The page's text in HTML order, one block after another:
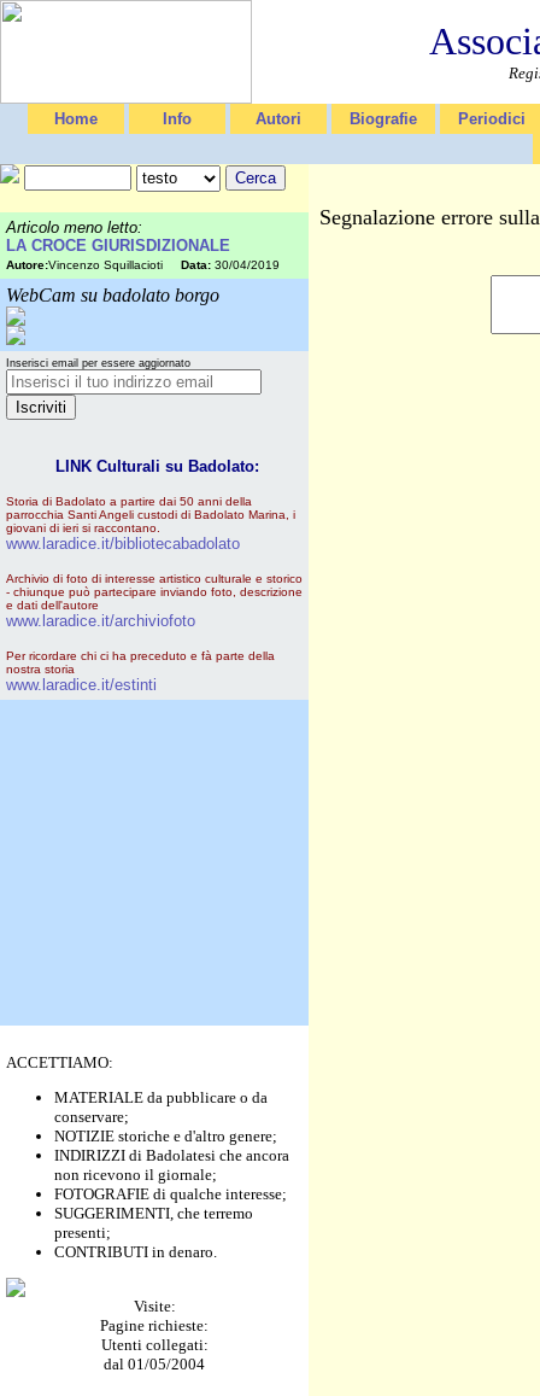
Home Info Autori Biografie Periodici
Articolo meno letto:
LA CROCE GIURISDIZIONALE
Autore:Vincenzo Squillacioti Data: 30/04/2019
WebCam su badolato borgo
Inserisci email per essere aggiornato
LINK Culturali su Badolato:
Storia di Badolato a partire dai 50 anni della
parrocchia Santi Angeli custodi di Badolato Marina, i
giovani di ieri si raccontano.
www.laradice.it/bibliotecabadolato
Archivio di foto di interesse artistico culturale e storico
- chiunque può partecipare inviando foto, descrizione
e dati dell'autore
www.laradice.it/archiviofoto
Per ricordare chi ci ha preceduto e fà parte della
nostra storia
www.laradice.it/estinti
ACCETTIAMO:
MATERIALE da pubblicare o da
conservare;
NOTIZIE storiche e d'altro genere;
INDIRIZZI di Badolatesi che ancora
non ricevono il giornale;
FOTOGRAFIE di qualche interesse;
SUGGERIMENTI, che terremo
presenti;
CONTRIBUTI in denaro.
Visite:
Pagine richieste:
Utenti collegati:
dal 01/05/2004
Segnalazione errore